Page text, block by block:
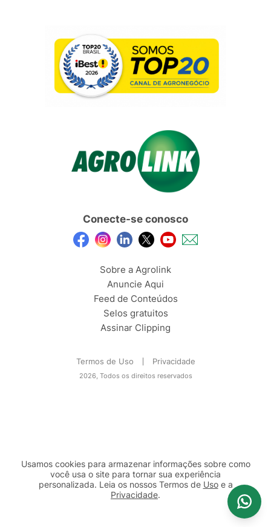
Conecte-se conosco
Sobre a Agrolink
Anuncie Aqui
Feed de Conteúdos
Selos gratuitos
Assinar Clipping
Termos de Uso Privacidade
2026, Todos os direitos reservados
Usamos cookies para armazenar informações sobre como
você usa o site para tornar sua experiência
personalizada. Leia os nossos Termos de Usoe a
Privacidade.